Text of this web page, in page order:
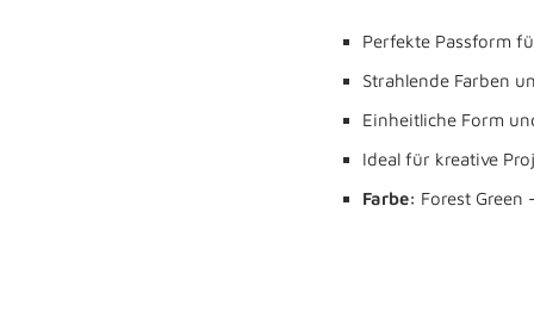
Perfekte Passform
Strahlende Farben
Einheitliche Form
Ideal für kreative
Farbe: Forest Green